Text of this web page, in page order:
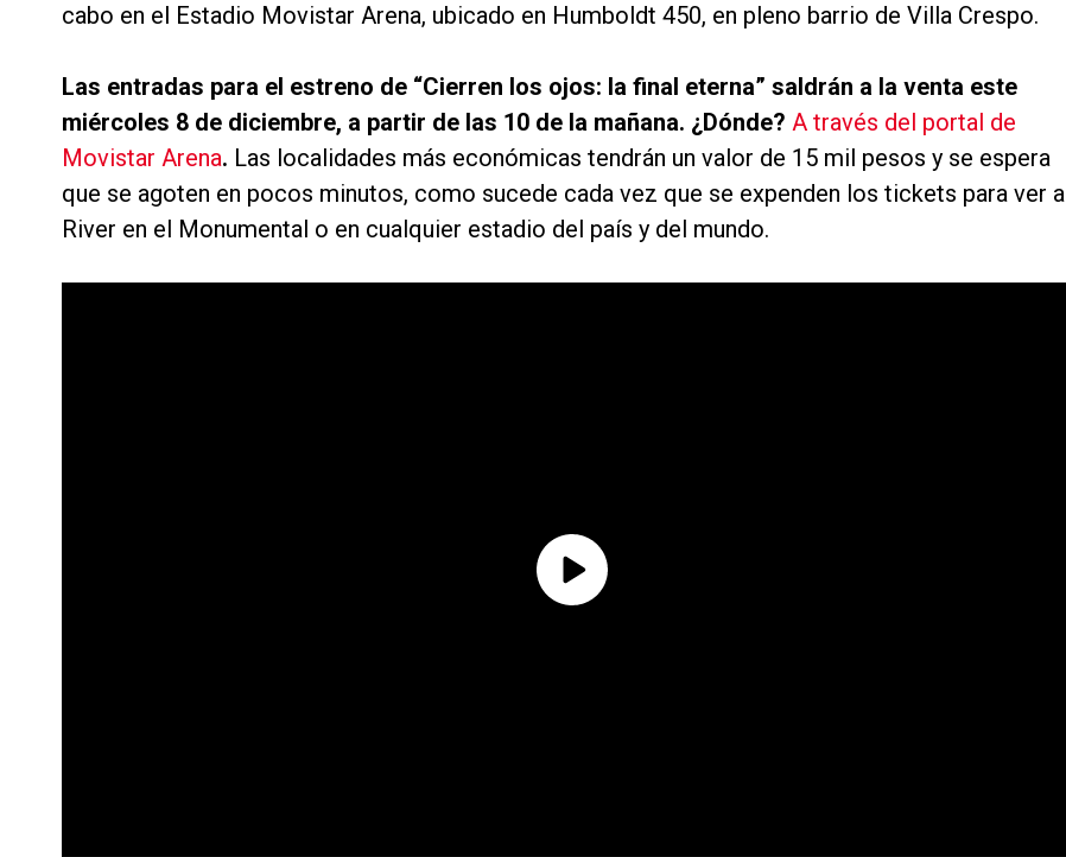
cabo en el Estadio Movistar Arena, ubicado en Humboldt 450, en pleno barrio de Villa Crespo.
Las entradas para el estreno de “Cierren los ojos: la final eterna” saldrán a la venta este
miércoles 8 de diciembre, a partir de las 10 de la mañana. ¿Dónde? A través del portal de
Movistar Arena. Las localidades más económicas tendrán un valor de 15 mil pesos y se espera
que se agoten en pocos minutos, como sucede cada vez que se expenden los tickets para ver a
River en el Monumental o en cualquier estadio del país y del mundo.